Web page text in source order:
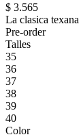
$ 3.565
La clasica
Pre-order
Talles
35
36
37
38
39
40
Color